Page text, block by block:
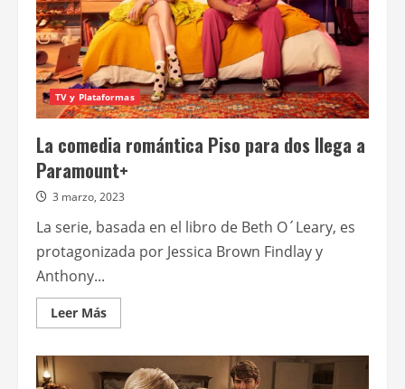
TV y Plataformas
La comedia romántica Piso para dos llega a
Paramount+
3 marzo, 2023
La serie, basada en el libro de Beth O´Leary, es
protagonizada por Jessica Brown Findlay y
Anthony...
Leer MásLeer
más
comedia